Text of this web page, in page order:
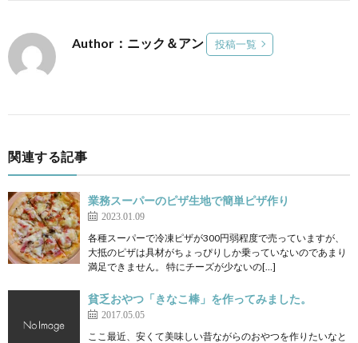
Author：ニック＆アン 投稿一覧
関連する記事
業務スーパーのピザ生地で簡単ピザ作り
2023.01.09
各種スーパーで冷凍ピザが300円弱程度で売っていますが、
大抵のピザは具材がちょっぴりしか乗っていないのであまり
満足できません。 特にチーズが少ないの[…]
貧乏おやつ「きなこ棒」を作ってみました。
2017.05.05
ここ最近、安くて美味しい昔ながらのおやつを作りたいなと